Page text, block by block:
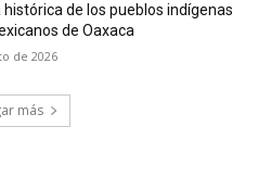
de los pueblos indígenas
de Oaxaca
de 2026
más